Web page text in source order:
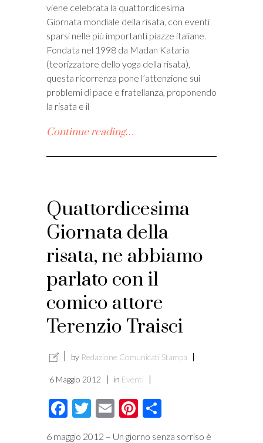
viene celebrata la quattordicesima
Giornata mondiale della risata, con eventi
sparsi nelle più importanti piazze italiane.
Fondata nel 1998 da Madan Kataria
(teorizzatore dello yoga della risata),
questa ricorrenza pone l’attenzione sui
problemi di pace e fratellanza, proponendo
la risata e il
Continue reading…
Quattordicesima
Giornata della
risata, ne abbiamo
parlato con il
comico attore
Terenzio Traisci
by Redazione Comunicati Stampa
6 Maggio 2012 in Eventi
Facebook
Twitter
EmailPinterest
6 maggio 2012 – Un giorno senza sorriso è